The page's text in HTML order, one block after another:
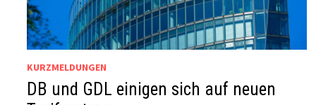
KURZMELDUNGEN
DB und GDL einigen sich auf neuen